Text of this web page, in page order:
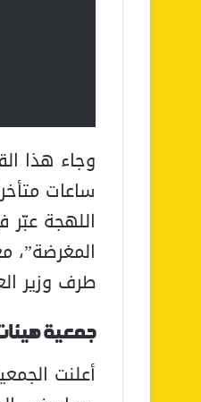
وجاء هذا
ساعات
اللهجة
المغرضة”،
طرف وزير
جمعية
أعلنت